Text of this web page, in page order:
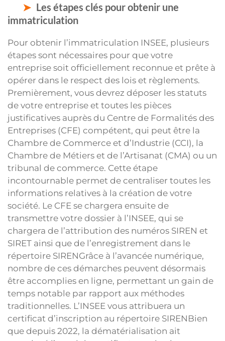
Les étapes clés pour obtenir une
immatriculation
Pour obtenir l’immatriculation INSEE, plusieurs
étapes sont nécessaires pour que votre
entreprise soit officiellement reconnue et prête à
opérer dans le respect des lois et règlements.
Premièrement, vous devrez déposer les statuts
de votre entreprise et toutes les pièces
justificatives auprès du Centre de Formalités des
Entreprises (CFE) compétent, qui peut être la
Chambre de Commerce et d’Industrie (CCI), la
Chambre de Métiers et de l’Artisanat (CMA) ou un
tribunal de commerce. Cette étape
incontournable permet de centraliser toutes les
informations relatives à la création de votre
société. Le CFE se chargera ensuite de
transmettre votre dossier à l’INSEE, qui se
chargera de l’attribution des numéros SIREN et
SIRET ainsi que de l’enregistrement dans le
répertoire SIRENGrâce à l’avancée numérique,
nombre de ces démarches peuvent désormais
être accomplies en ligne, permettant un gain de
temps notable par rapport aux méthodes
traditionnelles. L’INSEE vous attribuera un
certificat d’inscription au répertoire SIRENBien
que depuis 2022, la dématérialisation ait